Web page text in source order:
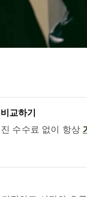
교하기
수수료 없이 항상